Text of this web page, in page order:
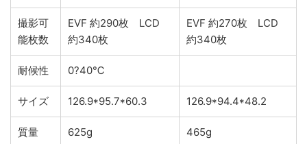
撮影可
能枚数
EVF 約290枚 LCD
約340枚
EVF 約270枚 LCD
約340枚
耐候性 0?40℃
サイズ 126.9*95.7*60.3 126.9*94.4*48.2
質量 625g 465g